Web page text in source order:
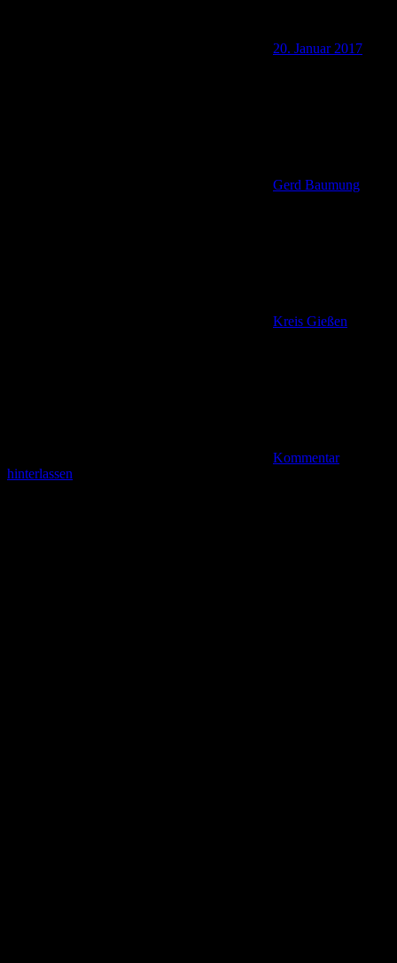
20. Januar 2017
Gerd Baumung
Kreis Gießen
Kommentar
hinterlassen